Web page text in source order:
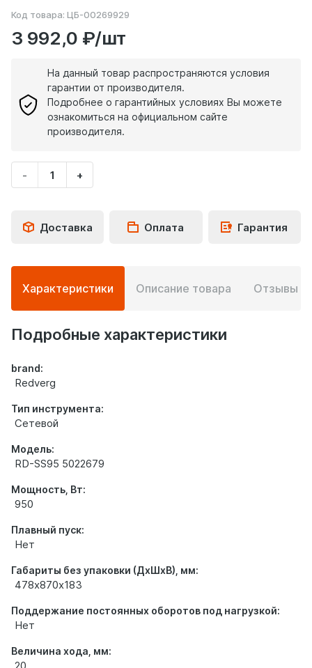
Код товара: ЦБ-00269929
3 992,0 ₽/шт
На данный товар распространяются условия
гарантии от производителя.
Подробнее о гарантийных условиях Вы можете
ознакомиться на официальном сайте
производителя.
-
Укажите
количество
+
Доставка Оплата Гарантия
Подробная
информация
о
товаре
Характеристики Описание товара Отзывы
Подробные характеристики
brand:
Redverg
Тип инструмента:
Сетевой
Модель:
RD-SS95 5022679
Мощность, Вт:
950
Плавный пуск:
Нет
Габариты без упаковки (ДхШхВ), мм:
478х870х183
Поддержание постоянных оборотов под нагрузкой:
Нет
Величина хода, мм: